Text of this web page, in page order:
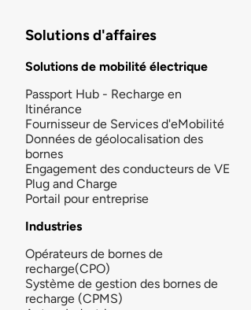
Solutions d'affaires
Solutions de mobilité électrique
Passport Hub - Recharge en
Itinérance
Fournisseur de Services d'eMobilité
Données de géolocalisation des
bornes
Engagement des conducteurs de VE
Plug and Charge
Portail pour entreprise
Industries
Opérateurs de bornes de
recharge(CPO)
Système de gestion des bornes de
recharge (CPMS)